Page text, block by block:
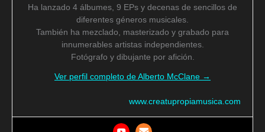
Ha lanzado 4 álbumes, 9 EPs y decenas de sencillos de
diferentes géneros musicales.
También ha mezclado, masterizado y grabado para
innumerables artistas independientes.
Fotógrafo y dibujante por afición.
Ver perfil completo de Alberto McClane →
www.creatupropiamusica.com